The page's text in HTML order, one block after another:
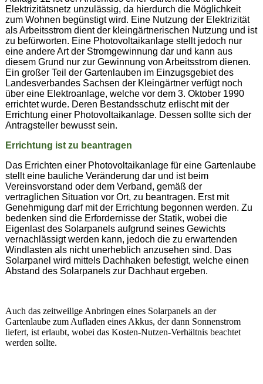
Elektrizitätsnetz unzulässig, da hierdurch die Möglichkeit
zum Wohnen begünstigt wird. Eine Nutzung der Elektrizität
als Arbeitsstrom dient der kleingärtnerischen Nutzung und ist
zu befürworten. Eine Photovoltaikanlage stellt jedoch nur
eine andere Art der Stromgewinnung dar und kann aus
diesem Grund nur zur Gewinnung von Arbeitsstrom dienen.
Ein großer Teil der Gartenlauben im Einzugsgebiet des
Landesverbandes Sachsen der Kleingärtner verfügt noch
über eine Elektroanlage, welche vor dem 3. Oktober 1990
errichtet wurde. Deren Bestandsschutz erlischt mit der
Errichtung einer Photovoltaikanlage. Dessen sollte sich der
Antragsteller bewusst sein.
Errichtung ist zu beantragen
Das Errichten einer Photovoltaikanlage für eine Gartenlaube
stellt eine bauliche Veränderung dar und ist beim
Vereinsvorstand oder dem Verband, gemäß der
vertraglichen Situation vor Ort, zu beantragen. Erst mit
Genehmigung darf mit der Errichtung begonnen werden. Zu
bedenken sind die Erfordernisse der Statik, wobei die
Eigenlast des Solarpanels aufgrund seines Gewichts
vernachlässigt werden kann, jedoch die zu erwartenden
Windlasten als nicht unerheblich anzusehen sind. Das
Solarpanel wird mittels Dachhaken befestigt, welche einen
Abstand des Solarpanels zur Dachhaut ergeben.
Auch das zeitweilige Anbringen eines Solarpanels an der
Gartenlaube zum Aufladen eines Akkus, der dann Sonnenstrom
liefert, ist erlaubt, wobei das Kosten-Nutzen-Verhältnis beachtet
werden sollte.